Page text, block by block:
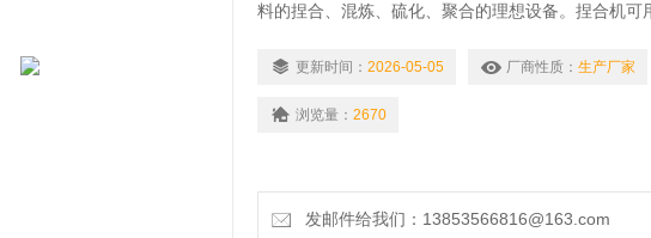
料的捏合、混炼、硫化、聚合的理想设备。捏合机可
拌设备，具有两个Σ桨叶，快桨叶通常是以42转每分
更新时间： 2026-05-05 厂商性质： 生产厂家
浏览量： 2670
发邮件给我们：13853566816@163.com